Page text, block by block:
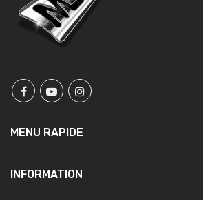
MENU RAPIDE
INFORMATION